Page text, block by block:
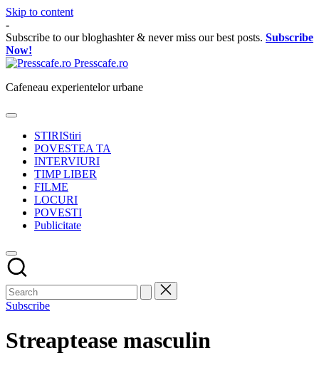
Skip to content
-
Subscribe to our bloghashter & never miss our best posts. Subscribe
Now!
Presscafe.ro
Cafeneau experientelor urbane
STIRIStiri
POVESTEA TA
INTERVIURI
TIMP LIBER
FILME
LOCURI
POVESTI
Publicitate
Subscribe
Streaptease masculin